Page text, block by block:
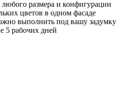
размера и конфигурации
цветов в одном фасаде
выполнить под вашу задумку
5 рабочих дней